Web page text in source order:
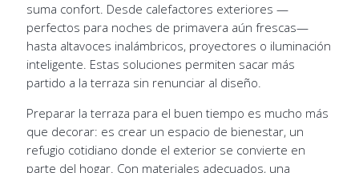
suma confort. Desde calefactores exteriores —
perfectos para noches de primavera aún frescas—
hasta altavoces inalámbricos, proyectores o iluminación
inteligente. Estas soluciones permiten sacar más
partido a la terraza sin renunciar al diseño.
Preparar la terraza para el buen tiempo es mucho más
que decorar: es crear un espacio de bienestar, un
refugio cotidiano donde el exterior se convierte en
parte del hogar. Con materiales adecuados, una